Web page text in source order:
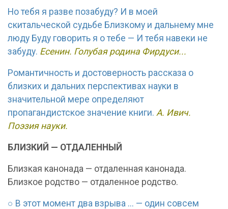
Но тебя я разве позабуду? И в моей
скитальческой судьбе Близкому и дальнему мне
люду Буду говорить я о тебе — И тебя навеки не
забуду. Есенин. Голубая родина Фирдуси...
Романтичность и достоверность рассказа о
близких и дальних перспективах науки в
значительной мере определяют
пропагандистское значение книги. А. Ивич.
Поэзия науки.
БЛИЗКИЙ — ОТДАЛЕННЫЙ
Близкая канонада — отдаленная канонада.
Близкое родство — отдаленное родство.
○ В этот момент два взрыва ... — один совсем